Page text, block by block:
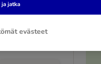
Comfort -
leveys 6 mm
evästeet
jatka